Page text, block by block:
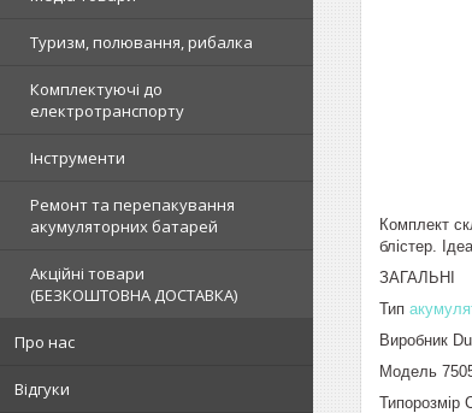
Туризм, полювання, рибалка
Комплектуючі до
електротранспорту
Інструменти
Ремонт та перепакування
акумуляторних батарей
Акційні товари
(БЕЗКОШТОВНА ДОСТАВКА)
Про нас
Відгуки
Комплект
блістер.
ЗАГАЛЬНІ
Тип
Виробник
Модель
Типорозмір